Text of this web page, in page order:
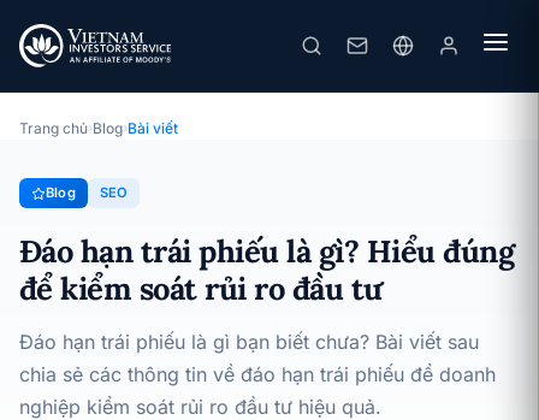
SEO · 23/06/2025
Trang chủ›Blog›Bài viết
Blog SEO
Đáo hạn trái phiếu là gì? Hiểu đúng
để kiểm soát rủi ro đầu tư
Đáo hạn trái phiếu là gì bạn biết chưa? Bài viết sau
chia sẻ các thông tin về đáo hạn trái phiếu để doanh
nghiệp kiểm soát rủi ro đầu tư hiệu quả.